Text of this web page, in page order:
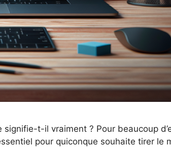
t-il vraiment ? Pour beaucoup
pour quiconque souhaite tirer le